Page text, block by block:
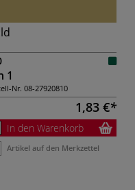
1
Nr. 08-27920810
1,83 €
In den Warenkorb
Artikel auf den Merkzettel